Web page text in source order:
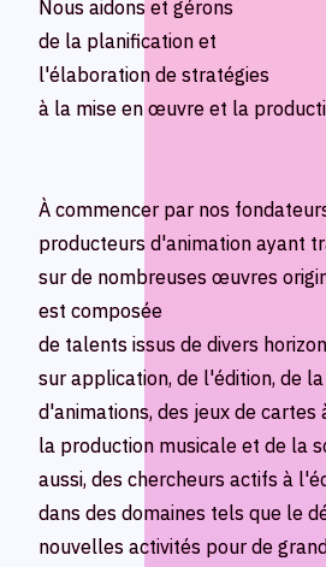
Nous aidons et gérons
de la planification et
l'élaboration de stratégies
à la mise en œuvre et la
À commencer par nos
producteurs d'animation ayant
sur de nombreuses œuvres
est composée
de talents issus de divers
sur application, de l'édition, de
d'animations, des jeux de cartes
la production musicale et de la
aussi, des chercheurs actifs à
dans des domaines tels que le
nouvelles activités pour de
CONTACT
Language
Japanese
English
French
Chinese (Sim.)
Arabic
Official SNS
CONTACT
Language
Japanese
English
French
Chinese (Sim.)
Arabic
Official SNS
Nous aidons et gérons
de la planification et
l'élaboration de stratégies
à la mise en œuvre et la
À commencer par nos
producteurs d'animation ayant
sur de nombreuses œuvres
est composée
de talents issus de divers
sur application, de l'édition, de
d'animations, des jeux de cartes
la production musicale et de la
aussi, des chercheurs actifs à
dans des domaines tels que le
nouvelles activités pour de